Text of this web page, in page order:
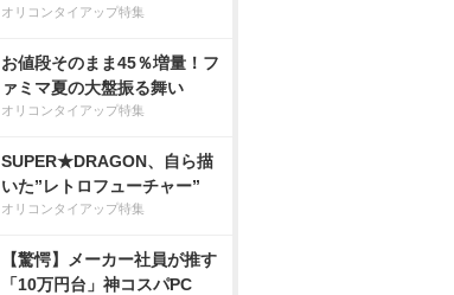
オリコンタイアップ特集
お値段そのまま45％増量！フ
ァミマ夏の大盤振る舞い
オリコンタイアップ特集
SUPER★DRAGON、自ら描
いた”レトロフューチャー”
オリコンタイアップ特集
【驚愕】メーカー社員が推す
「10万円台」神コスパPC